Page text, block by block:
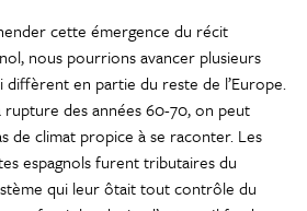
cette émergence du récit
nous pourrions avancer plusieurs
diffèrent en partie du reste de l’Europe.
des années 60-70, on peut
de climat propice à se raconter. Les
espagnols furent tributaires du
qui leur ôtait tout contrôle du